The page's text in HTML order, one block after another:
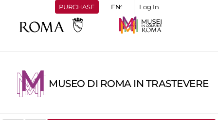
PURCHASE Log In
MUSEO DI ROMA IN TRASTEVERE